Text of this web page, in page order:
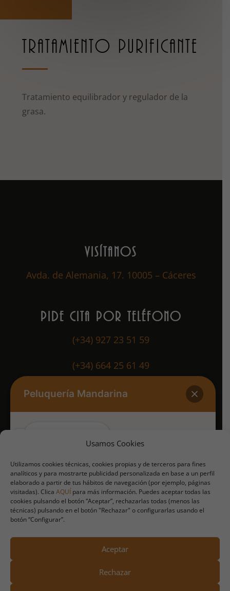
Usamos Cookies
Utilizamos cookies técnicas, cookies propias y de terceros para fines
analíticos y para mostrarte publicidad personalizada en base a un perfil
elaborado a partir de tus hábitos de navegación (por ejemplo, páginas
visitadas). Clica AQUÍ para más información. Puedes aceptar todas las
cookies pulsando el botón “Aceptar”, rechazarlas todas (menos las
técnicas) pulsando en el botón "Rechazar" o configurarlas usando el
botón “Configurar”.
Aceptar
Rechazar
TRATAMIENTO PURIFICANTE
Tratamiento equilibrador y regulador de la
grasa.
VISÍTANOS
Avda. de Alemania, 17. 10005 – Cáceres
PIDE CITA POR TELÉFONO
(+34) 927 23 51 59
(+34) 664 25 61 49
Aviso Legal – Política de Privacidad
Peluquería Mandarina
Al iniciar esta conversación, aceptas el tratamiento de
tus datos personales por parte de Maria Luisa
Bermejo Franco, con la finalidad de responder a tu
solicitud. La base legal para dicho tratamiento es tu
consentimiento. Tus datos podrán ser transferidos a
Estados Unidos a través de WhatsApp (Meta
adecuadas. No se comunicarán a terceros, salvo
obligación legal. Puedes ejercer tus derechos de
acceso, rectificación, supresión y demás derechos
Política de Privacidad.